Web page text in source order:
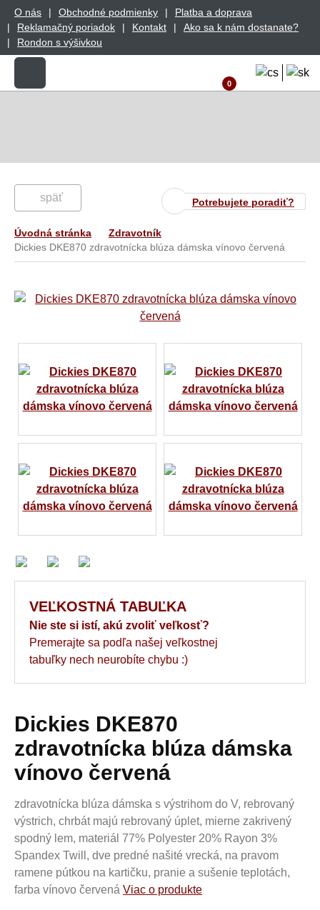
O nás Obchodné podmienky
Platba a doprava
Reklamačný poriadok
Kontakt
Ako sa k nám dostanate?
Rondon s výšivkou
0
Potrebujete poradiť?
späť
Úvodná stránka
Zdravotník
Dickies DKE870 zdravotnícka blúza dámska vínovo červená
Dickies DKE870
zdravotnícka blúza dámska
vínovo červená
zdravotnícka blúza dámska s výstrihom do V, rebrovaný
výstrich, chrbát majú rebrovaný úplet, mierne zakrivený
spodný lem, materiál 77% Polyester 20% Rayon 3%
Spandex Twill, dve predné našité vrecká, na pravom
ramene pútkou na kartičku, pranie a sušenie teplotách,
farba vínovo červená Viac o produkte
VEĽKOSTNÁ TABUĽKA
Nie ste si istí, akú zvoliť veľkosť?
Premerajte sa podľa našej veľkostnej
tabuľky nech neurobíte chybu :)